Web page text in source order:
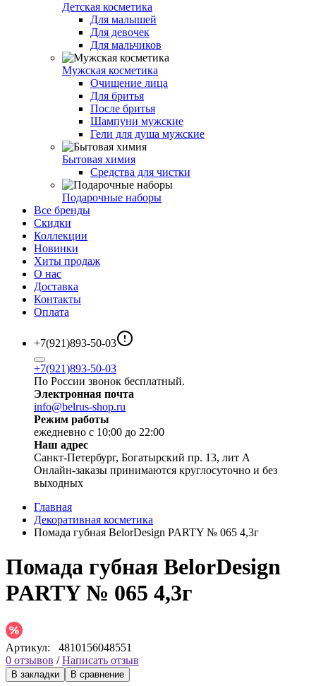
Детская косметика
Для малышей
Для девочек
Для мальчиков
Мужская косметика
Очищение лица
Для бритья
После бритья
Шампуни мужские
Гели для душа мужские
Бытовая химия
Средства для чистки
Подарочные наборы
Все бренды
Скидки
Коллекции
Новинки
Хиты продаж
О нас
Доставка
Контакты
Оплата
+7(921)893-50-03
+7(921)893-50-03
По России звонок бесплатный.
Электронная почта
info@belrus-shop.ru
Режим работы
ежедневно с 10:00 до 22:00
Наш адрес
Санкт-Петербург, Богатырский пр. 13, лит А
Онлайн-заказы принимаются круглосуточно и без
выходных
Главная
Декоративная косметика
Помада губная BelorDesign PARTY № 065 4,3г
Помада губная BelorDesign
PARTY № 065 4,3г
Артикул: 4810156048551
0 отзывов /Написать отзыв
В закладки В сравнение